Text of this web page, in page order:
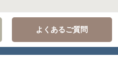
よくあるご質問